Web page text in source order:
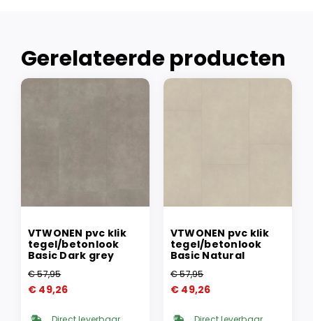
Gerelateerde producten
VTWONEN pvc klik
tegel/betonlook
Basic Dark grey
€57,95
Oorspronkelijke
€ 49,26
Huidige
VTWONEN pvc klik
tegel/betonlook
Basic Natural
€57,95
Oorspronkelijke
€ 49,26
Huidige